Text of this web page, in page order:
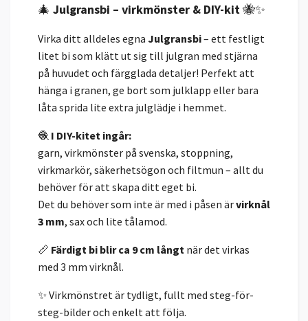
🎄 Julgransbi – virkmönster & DIY-kit🐝✨
Virka ditt alldeles egna Julgransbi– ett festligt
litet bi som klätt ut sig till julgran med stjärna
på huvudet och färgglada detaljer! Perfekt att
hänga i granen, ge bort som julklapp eller bara
låta sprida lite extra julglädje i hemmet.
🧶 I DIY-kitet ingår:
garn, virkmönster på svenska, stoppning,
virkmarkör, säkerhetsögon och filtmun – allt du
behöver för att skapa ditt eget bi.
Det du behöver som inte är med i påsen ärvirknål
3 mm, sax och lite tålamod.
📏 Färdigt bi blir ca 9 cm långt när det virkas
med 3 mm virknål.
✨ Virkmönstret är tydligt, fullt med steg-för-
steg-bilder och enkelt att följa.